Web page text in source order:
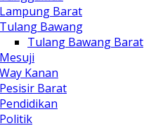
Lampung Barat
Tulang Bawang
Tulang Bawang Barat
Mesuji
Way Kanan
Pesisir Barat
Pendidikan
Politik